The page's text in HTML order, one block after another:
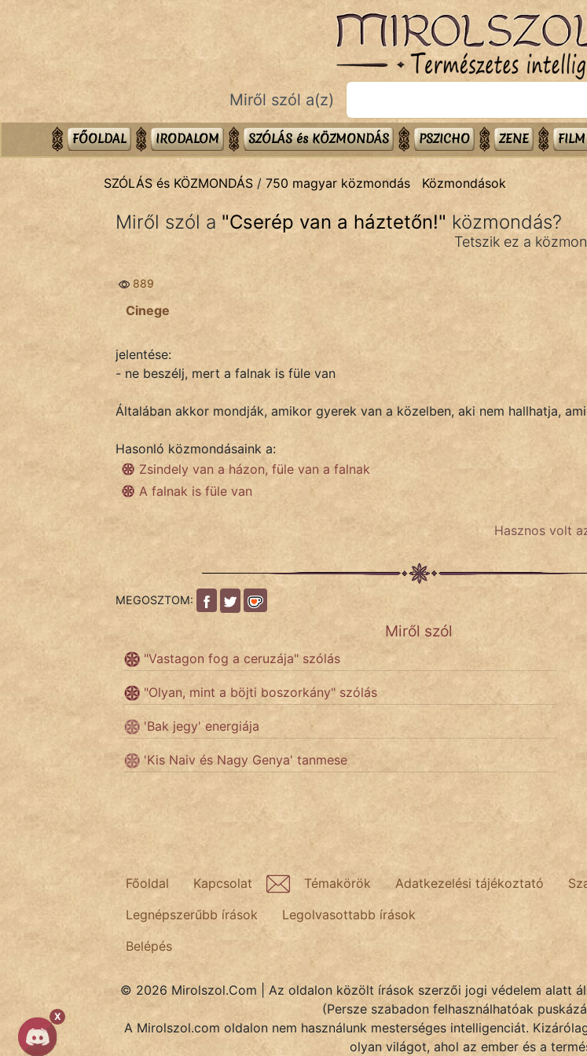
X
Bibliai
Közmondások
Szóláscsoportok
KÖZMONDÁS
FILM
fantom
Láron Ádám
nagyöreg
Miről szól a(z)
FŐOLDAL IRODALOM SZÓLÁS és KÖZMONDÁS PSZICHO ZENE FILM
SZÓLÁS és KÖZMONDÁS / 750 magyar közmondás Közmondások
Miről szól a "Cserép van a háztetőn!" közmondás?
Tetszik ez a
889
Cinege
jelentése:
- ne beszélj, mert a falnak is füle van
Általában akkor mondják, amikor gyerek van a közelben, aki nem hallhatja,
Hasonló közmondásaink a:
Zsindely van a házon, füle van a falnak
A falnak is füle van
Hasznos volt
MEGOSZTOM:
Miről szól
"Vastagon fog a ceruzája" szólás
"Olyan, mint a böjti boszorkány" szólás
'Bak jegy' energiája
'Kis Naiv és Nagy Genya' tanmese
Főoldal Kapcsolat Témakörök Adatkezelési tájékoztató
Legnépszerűbb írások
Legolvasottabb írások
Belépés
© 2026 Mirolszol.Com | Az oldalon közölt írások szerzői jogi védelem alatt
(Persze szabadon felhasználhatóak
A Mirolszol.com oldalon nem használunk mesterséges intelligenciát.
olyan világot, ahol az ember és a